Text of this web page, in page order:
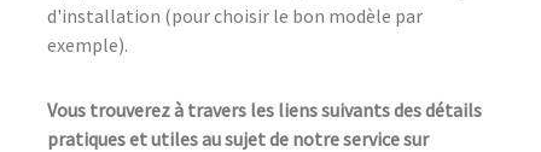
d'installation (pour choisir le bon modèle par
exemple).
Vous trouverez à travers les liens suivants des détails
pratiques et utiles au sujet de notre service sur